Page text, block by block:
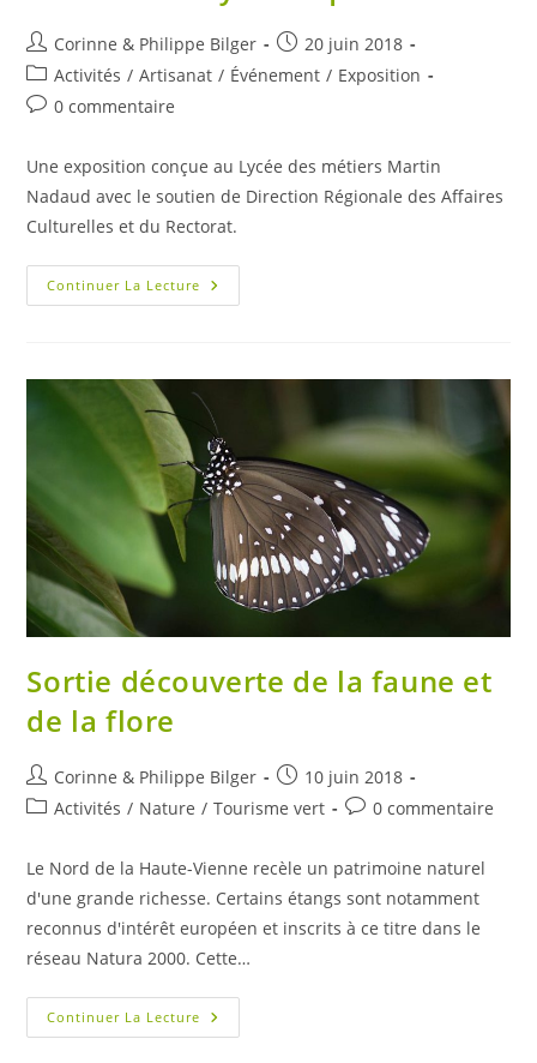
Auteur/autrice
de
la
publication :
Corinne & Philippe Bilger
Publication
publiée :
20 juin 2018
Post
category:
Activités / Artisanat / Événement / Exposition
Commentaires
la
publication :
0 commentaire
Une exposition conçue au Lycée des métiers Martin
Nadaud avec le soutien de Direction Régionale des Affaires
Culturelles et du Rectorat.
Continuer La Lecture L’eau
Et
Sortie découverte de la faune et
de la flore
Auteur/autrice
de
Corinne & Philippe Bilger
Publication
publiée :
10 juin 2018
PostActivités / Nature / Tourisme vert
Commentaires
la
0 commentaire
Le Nord de la Haute-Vienne recèle un patrimoine naturel
d'une grande richesse. Certains étangs sont notamment
reconnus d'intérêt européen et inscrits à ce titre dans le
réseau Natura 2000. Cette…
Continuer La Lecture Sortie
Découverte